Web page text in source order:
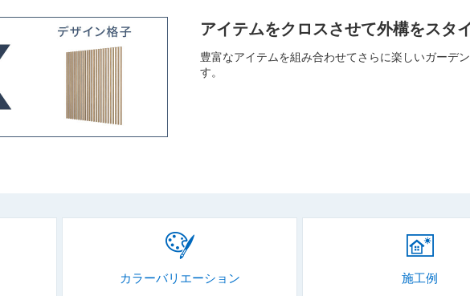
アイテムをクロスさせて外構をスタ
豊富なアイテムを組み合わせてさらに楽しいガーデ
す。
カラーバリエーション 施工例